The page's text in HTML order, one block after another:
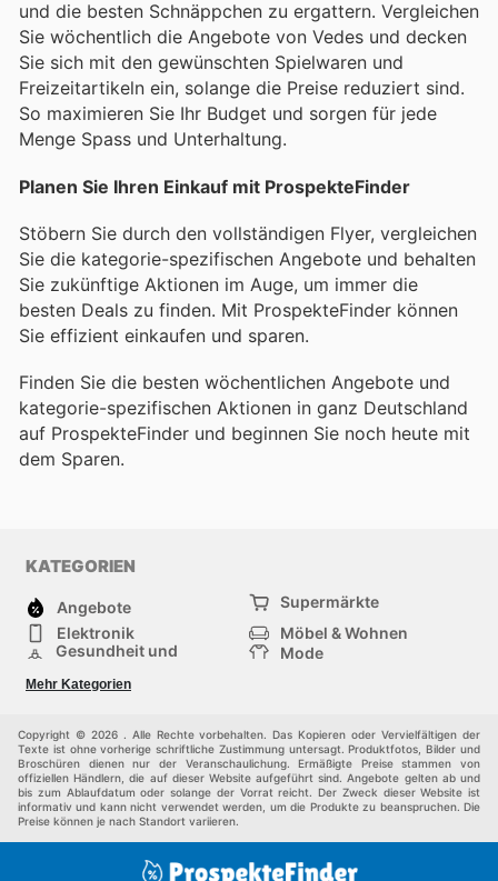
und die besten Schnäppchen zu ergattern. Vergleichen
Sie wöchentlich die Angebote von Vedes und decken
Sie sich mit den gewünschten Spielwaren und
Freizeitartikeln ein, solange die Preise reduziert sind.
So maximieren Sie Ihr Budget und sorgen für jede
Menge Spass und Unterhaltung.
Planen Sie Ihren Einkauf mit ProspekteFinder
Stöbern Sie durch den vollständigen Flyer, vergleichen
Sie die kategorie-spezifischen Angebote und behalten
Sie zukünftige Aktionen im Auge, um immer die
besten Deals zu finden. Mit ProspekteFinder können
Sie effizient einkaufen und sparen.
Finden Sie die besten wöchentlichen Angebote und
kategorie-spezifischen Aktionen in ganz Deutschland
auf ProspekteFinder und beginnen Sie noch heute mit
dem Sparen.
KATEGORIEN
Angebote
Supermärkte
Elektronik
Möbel & Wohnen
Gesundheit und
Mode
Sportartikel und
Sportbekleidung
Einkaufzentren
Andere
Mehr Kategorien
Copyright © 2026 . Alle Rechte vorbehalten. Das Kopieren oder Vervielfältigen der
Texte ist ohne vorherige schriftliche Zustimmung untersagt. Produktfotos, Bilder und
Broschüren dienen nur der Veranschaulichung. Ermäßigte Preise stammen von
offiziellen Händlern, die auf dieser Website aufgeführt sind. Angebote gelten ab und
bis zum Ablaufdatum oder solange der Vorrat reicht. Der Zweck dieser Website ist
informativ und kann nicht verwendet werden, um die Produkte zu beanspruchen. Die
Preise können je nach Standort variieren.